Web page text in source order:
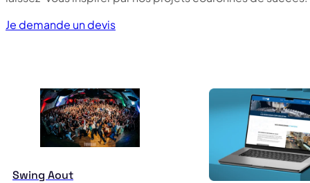
Je demande un devis
Swing Aout